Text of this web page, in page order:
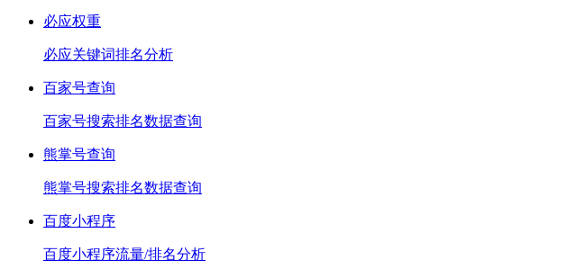
必应权重
必应关键词排名分析
百家号查询
百家号搜索排名数据查询
熊掌号查询
熊掌号搜索排名数据查询
百度小程序
百度小程序流量/排名分析